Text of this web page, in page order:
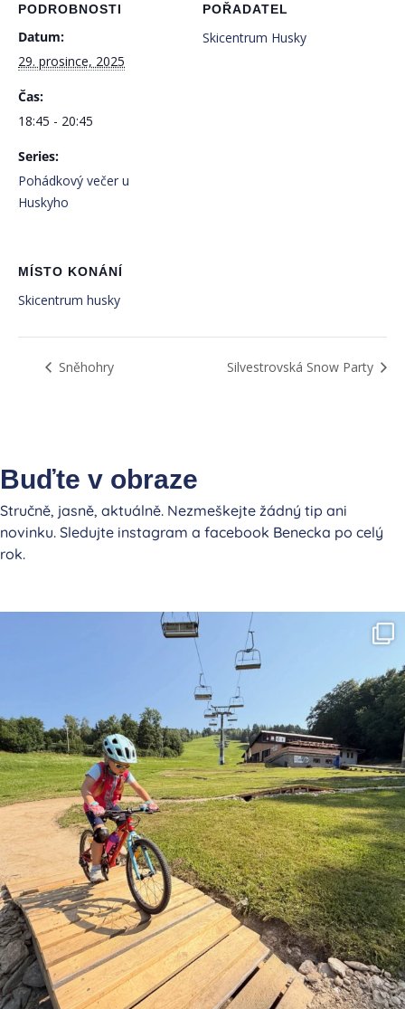
PODROBNOSTI
Datum:
29. prosince, 2025
Čas:
18:45 - 20:45
Series:
Pohádkový večer u
Huskyho
POŘADATEL
Skicentrum Husky
MÍSTO KONÁNÍ
Skicentrum husky
Sněhohry Silvestrovská Snow Party
Buďte v obraze
Stručně, jasně, aktuálně. Nezmeškejte žádný tip ani
novinku. Sledujte instagram a facebook Benecka po celý
rok.